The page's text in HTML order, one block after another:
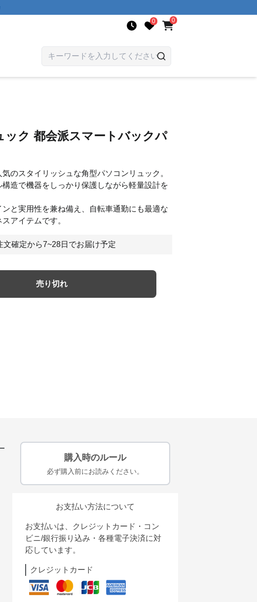
0 0
ック 都会派スマートバックパ
のスタイリッシュな角型パソコンリュック。
造で機器をしっかり保護しながら軽量設計を
と実用性を兼ね備え、自転車通勤にも最適な
アイテムです。
文確定から7~28日でお届け予定
売り切れ
購入時のルール
必ず購入前にお読みください。
お支払い方法について
お支払いは、クレジットカード・コン
ビニ/銀行振り込み・各種電子決済に対
応しています。
クレジットカード